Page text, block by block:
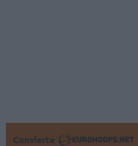
Convierte